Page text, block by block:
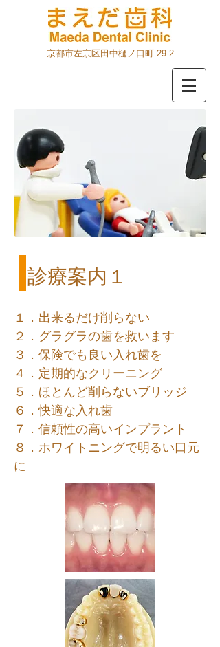
京都市左京区田中樋ノ口町 29-2
診療案内１
１．出来るだけ削らない
２．グラグラの歯を救います
３．保険でも良い入れ歯を
４．定期的なクリーニング
５．ほとんど削らないブリッジ
６．快適な入れ歯
７．信頼性の高いインプラント
８．ホワイトニングで明るい口元
に